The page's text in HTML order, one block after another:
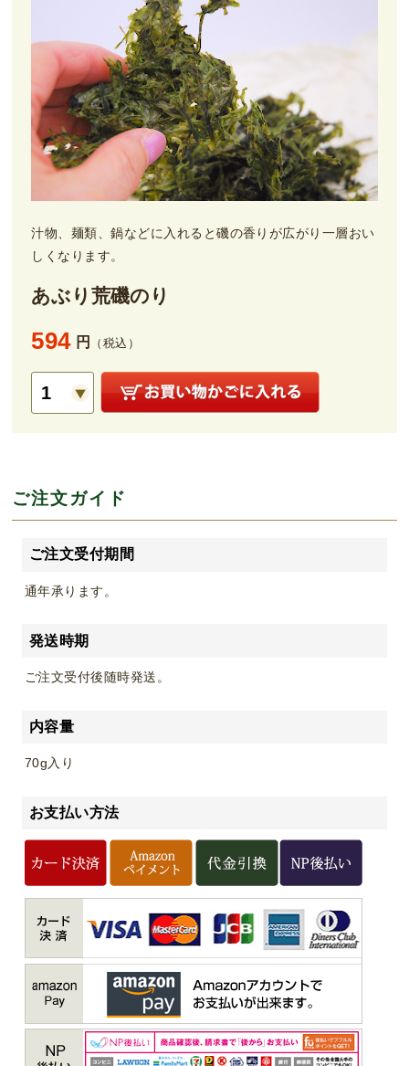
汁物、麺類、鍋などに入れると磯の香りが広がり一層おい
しくなります。
あぶり荒磯のり
594 円 （税込）
ご注文ガイド
ご注文受付期間
通年承ります。
発送時期
ご注文受付後随時発送。
内容量
70g入り
お支払い方法